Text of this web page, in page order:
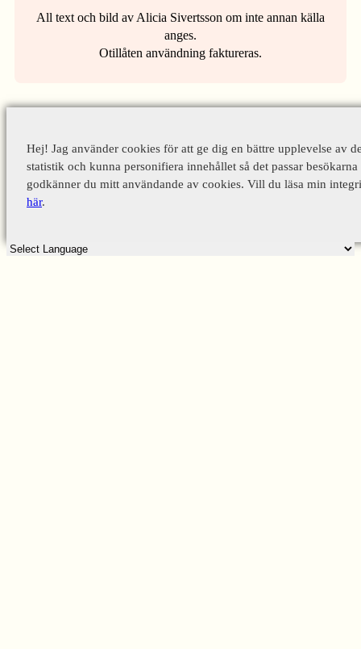
All text och bild av Alicia Sivertsson om inte annan källa
anges.
Otillåten användning faktureras.
Hej! Jag använder cookies för att ge dig en bättre upplevelse av
statistik och kunna personifiera innehållet så det passar
godkänner du mitt användande av cookies. Vill du läsa min
här.